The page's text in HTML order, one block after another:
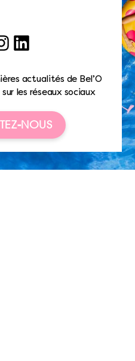
LinkedIn
actualités de Bel’O
les réseaux sociaux
NOUS